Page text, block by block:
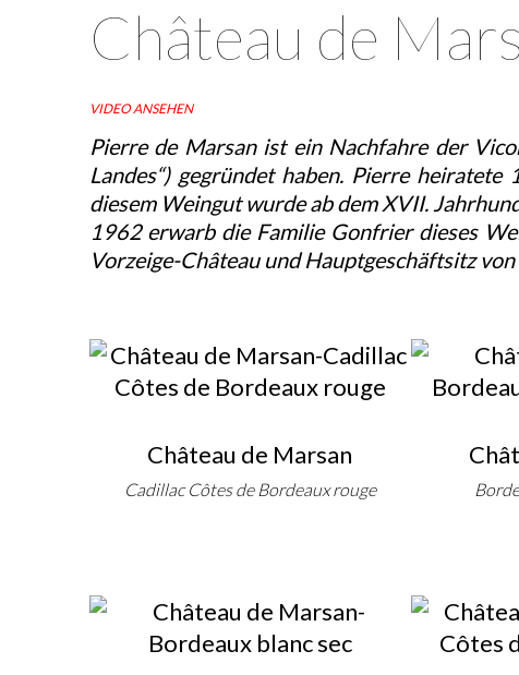
Château de
VIDEO ANSEHEN
Pierre de Marsan ist ein Nachfahre der
Landes“) gegründet haben. Pierre
diesem Weingut wurde ab dem XVII.
1962 erwarb die Familie Gonfrier dieses
Vorzeige-Château und Hauptgeschäftsitz
Château de Marsan
Cadillac Côtes de Bordeaux rouge